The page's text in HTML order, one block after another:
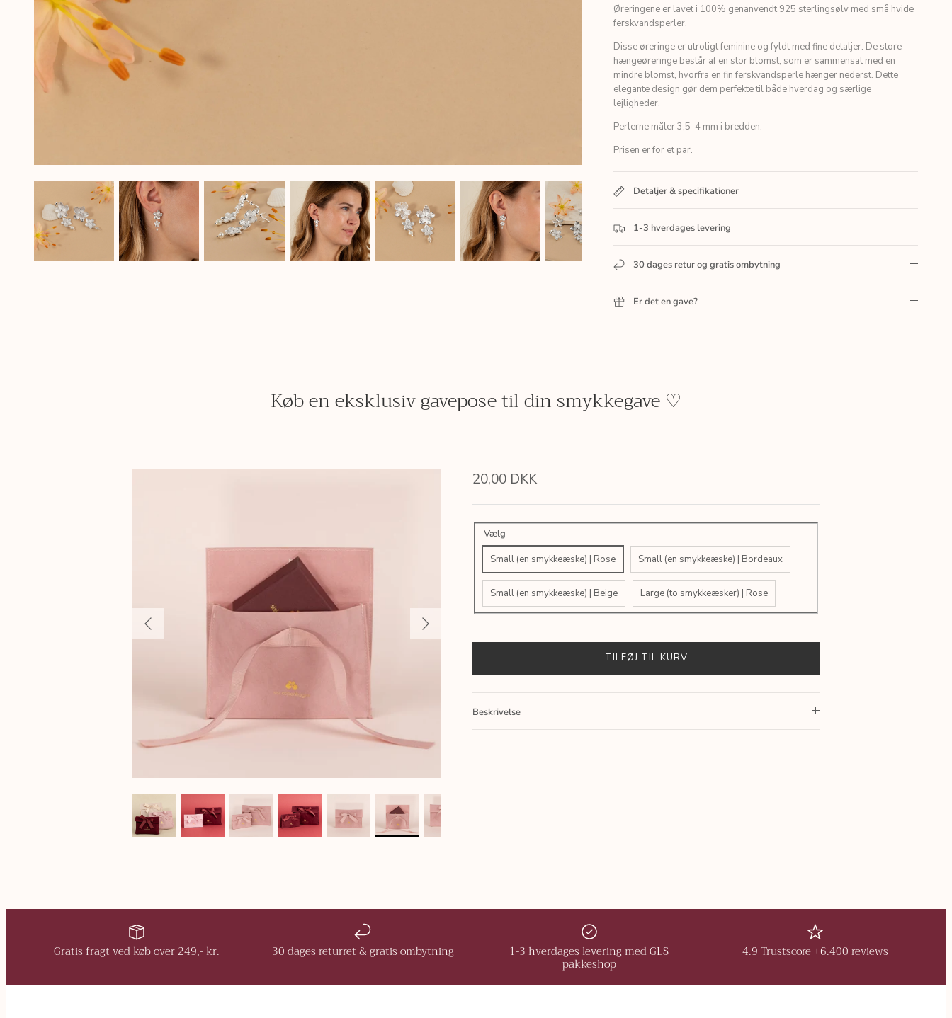
Øreringene er lavet i 100% genanvendt 925 sterlingsølv med små hvide
ferskvandsperler.
Disse øreringe er utroligt feminine og fyldt med fine detaljer. De store
hængeøreringe består af en stor blomst, som er sammensat med en
mindre blomst, hvorfra en fin ferskvandsperle hænger nederst. Dette
elegante design gør dem perfekte til både hverdag og særlige
lejligheder.
Perlerne måler 3,5-4 mm i bredden.
Prisen er for et par.
Detaljer & specifikationer
1-3 hverdages levering
30 dages retur og gratis ombytning
Er det en gave?
Køb en eksklusiv gavepose til din smykkegave ♡
20,00 DKK
Vælg
Small (en smykkeæske) | Rose
Small (en smykkeæske) | Bordeaux
Small (en smykkeæske) | Beige Large (to smykkeæsker) | Rose
TILFØJ TIL KURV
Beskrivelse
Gratis fragt ved køb over 249,- kr. 30 dages returret & gratis ombytning 1-3 hverdages levering med GLS
pakkeshop
4.9 Trustscore +6.400 reviews